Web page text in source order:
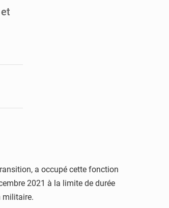
a occupé cette fonction
2021 à la limite de durée
militaire.